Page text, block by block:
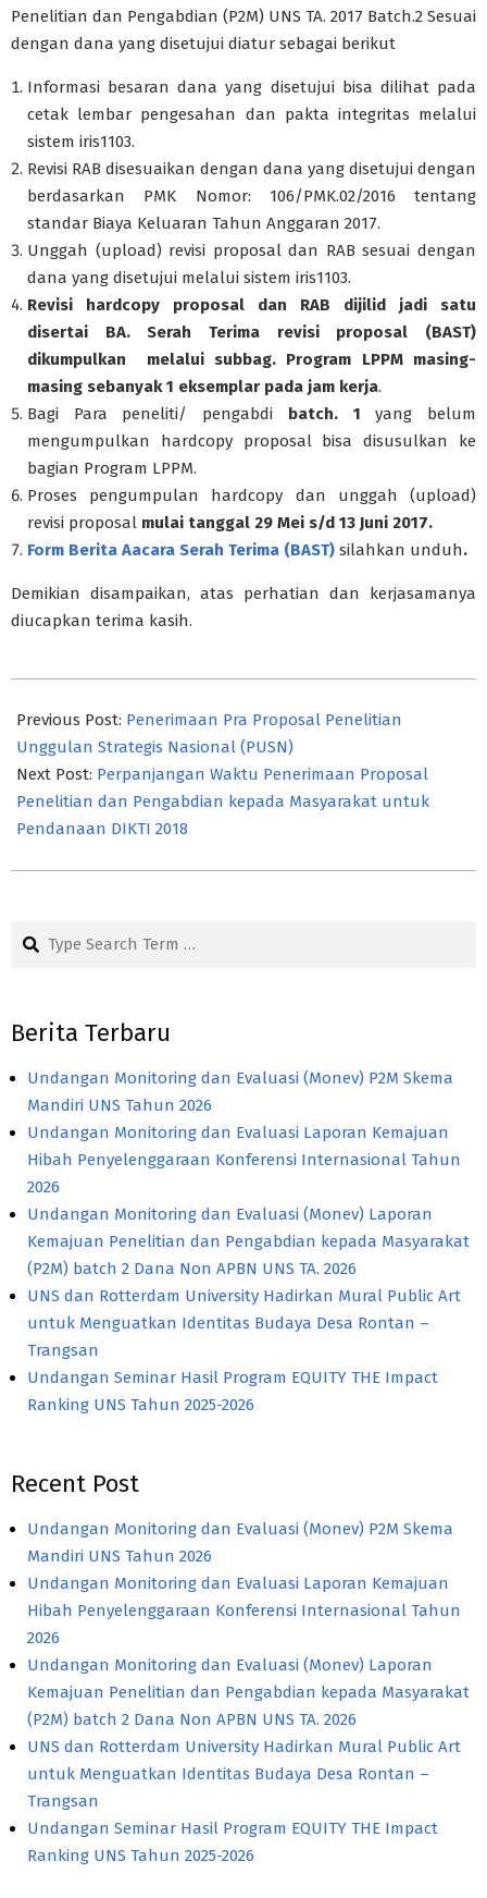
Penelitian dan Pengabdian (P2M) UNS TA. 2017 Batch.2 Sesuai
dengan dana yang disetujui diatur sebagai berikut
Informasi besaran dana yang disetujui bisa dilihat pada
cetak lembar pengesahan dan pakta integritas melalui
sistem iris1103.
Revisi RAB disesuaikan dengan dana yang disetujui dengan
berdasarkan PMK Nomor: 106/PMK.02/2016 tentang
standar Biaya Keluaran Tahun Anggaran 2017.
Unggah (upload) revisi proposal dan RAB sesuai dengan
dana yang disetujui melalui sistem iris1103.
Revisi hardcopy proposal dan RAB dijilid jadi satu
disertai BA. Serah Terima revisi proposal (BAST)
dikumpulkan melalui subbag. Program LPPM masing-
masing sebanyak 1 eksemplar pada jam kerja.
Bagi Para peneliti/ pengabdi batch. 1 yang belum
mengumpulkan hardcopy proposal bisa disusulkan ke
bagian Program LPPM.
Proses pengumpulan hardcopy dan unggah (upload)
revisi proposal mulai tanggal 29 Mei s/d 13 Juni 2017.
Form Berita Aacara Serah Terima (BAST) silahkan unduh.
Demikian disampaikan, atas perhatian dan kerjasamanya
diucapkan terima kasih.
05-
31
Previous Post: Penerimaan Pra Proposal Penelitian
Unggulan Strategis Nasional (PUSN)
Next Post: Perpanjangan Waktu Penerimaan Proposal
Penelitian dan Pengabdian kepada Masyarakat untuk
Pendanaan DIKTI 2018
Search
Berita Terbaru
Undangan Monitoring dan Evaluasi (Monev) P2M Skema
Mandiri UNS Tahun 2026
Undangan Monitoring dan Evaluasi Laporan Kemajuan
Hibah Penyelenggaraan Konferensi Internasional Tahun
2026
Undangan Monitoring dan Evaluasi (Monev) Laporan
Kemajuan Penelitian dan Pengabdian kepada Masyarakat
(P2M) batch 2 Dana Non APBN UNS TA. 2026
UNS dan Rotterdam University Hadirkan Mural Public Art
untuk Menguatkan Identitas Budaya Desa Rontan –
Trangsan
Undangan Seminar Hasil Program EQUITY THE Impact
Ranking UNS Tahun 2025-2026
Recent Post
Undangan Monitoring dan Evaluasi (Monev) P2M Skema
Mandiri UNS Tahun 2026
Undangan Monitoring dan Evaluasi Laporan Kemajuan
Hibah Penyelenggaraan Konferensi Internasional Tahun
2026
Undangan Monitoring dan Evaluasi (Monev) Laporan
Kemajuan Penelitian dan Pengabdian kepada Masyarakat
(P2M) batch 2 Dana Non APBN UNS TA. 2026
UNS dan Rotterdam University Hadirkan Mural Public Art
untuk Menguatkan Identitas Budaya Desa Rontan –
Trangsan
Undangan Seminar Hasil Program EQUITY THE Impact
Ranking UNS Tahun 2025-2026